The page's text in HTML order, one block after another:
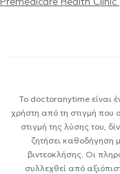
Το doctoranytime είναι
χρήστη από τη στιγμή που
στιγμή της λύσης του,
ζητήσει καθοδήγηση
βιντεοκλήσης. Οι
συλλεχθεί από